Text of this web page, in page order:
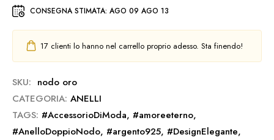
CONSEGNA STIMATA: AGO 09 AGO 13
17 clienti lo hanno nel carrello proprio adesso. Sta finendo!
SKU: nodo oro
CATEGORIA: ANELLI
TAGS: #AccessorioDiModa, #amoreeterno,
#AnelloDoppioNodo, #argento925, #DesignElegante,